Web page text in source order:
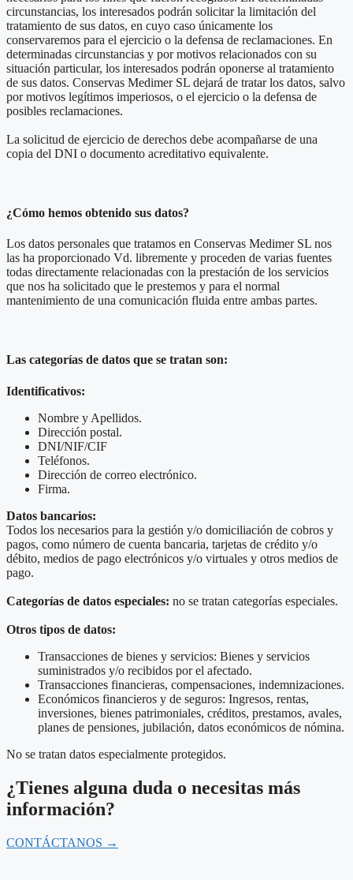
circunstancias, los interesados podrán solicitar la limitación del
tratamiento de sus datos, en cuyo caso únicamente los
conservaremos para el ejercicio o la defensa de reclamaciones. En
determinadas circunstancias y por motivos relacionados con su
situación particular, los interesados podrán oponerse al tratamiento
de sus datos. Conservas Medimer SL dejará de tratar los datos, salvo
por motivos legítimos imperiosos, o el ejercicio o la defensa de
posibles reclamaciones.
La solicitud de ejercicio de derechos debe acompañarse de una
copia del DNI o documento acreditativo equivalente.
¿Cómo hemos obtenido sus datos?
Los datos personales que tratamos en Conservas Medimer SL nos
las ha proporcionado Vd. libremente y proceden de varias fuentes
todas directamente relacionadas con la prestación de los servicios
que nos ha solicitado que le prestemos y para el normal
mantenimiento de una comunicación fluida entre ambas partes.
Las categorías de datos que se tratan son:
Identificativos:
Nombre y Apellidos.
Dirección postal.
DNI/NIF/CIF
Teléfonos.
Dirección de correo electrónico.
Firma.
Datos bancarios:
Todos los necesarios para la gestión y/o domiciliación de cobros y
pagos, como número de cuenta bancaria, tarjetas de crédito y/o
débito, medios de pago electrónicos y/o virtuales y otros medios de
pago.
Categorías de datos especiales: no se tratan categorías especiales.
Otros tipos de datos:
Transacciones de bienes y servicios: Bienes y servicios
suministrados y/o recibidos por el afectado.
Transacciones financieras, compensaciones, indemnizaciones.
Económicos financieros y de seguros: Ingresos, rentas,
inversiones, bienes patrimoniales, créditos, prestamos, avales,
planes de pensiones, jubilación, datos económicos de nómina.
No se tratan datos especialmente protegidos.
¿Tienes alguna duda o necesitas más
información?
CONTÁCTANOS →